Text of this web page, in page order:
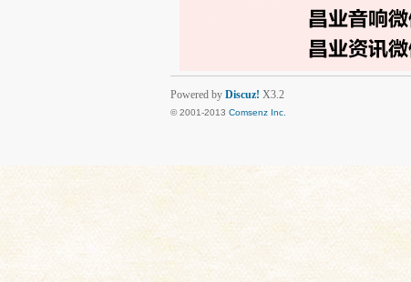
Powered by Discuz! X3.2
© 2001-2013 Comsenz Inc.